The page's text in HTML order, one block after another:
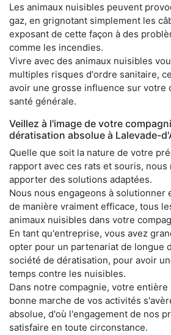
Les animaux nuisibles peuvent
gaz, en grignotant simplement les
exposant de cette façon à des
comme les incendies.
Vivre avec des animaux nuisibles
multiples risques d'ordre sanitaire,
avoir une grosse influence sur votre
santé générale.
Veillez à l'image de votre
dératisation absolue à Lalevade-
Quelle que soit la nature de votre
rapport avec ces rats et souris, nous
apporter des solutions adaptées.
Nous nous engageons à solutionner
de manière vraiment efficace, tous
animaux nuisibles dans votre
En tant qu'entreprise, vous avez
opter pour un partenariat de longue
société de dératisation, pour avoir
temps contre les nuisibles.
Dans notre compagnie, votre
bonne marche de vos activités
absolue, d'où l'engagement de nos
satisfaire en toute circonstance.